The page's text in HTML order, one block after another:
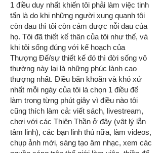
1 điều duy nhất khiến tôi phải làm việc tinh
tấn là do khi những người xung quanh tôi
còn đau thì tôi còn cảm được nỗi đau của
họ. Tôi đã thiết kế thân của tôi như thế, và
khi tôi sống đúng với kế hoạch của
Thượng Đế/sự thiết kế đó thì đời sống vô
thường này lại là những phúc lành cao
thượng nhất. Điều băn khoăn và khó xử
nhất mỗi ngày của tôi là chọn 1 điều để
làm trong từng phút giây vì điều nào tôi
cũng thích làm cả: viết sách, livestream,
chơi với các Thiên Thần ở đây (vật lý lẫn
tâm linh), các bạn linh thú nữa, làm videos,
chụp ảnh mới, sáng tạo âm nhạc, xem các